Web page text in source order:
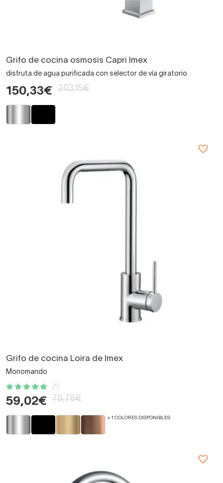
Grifo de cocina osmosis Capri Imex
disfruta de agua purificada con selector de vía giratorio
150,33€ 203,15€
Grifo de cocina Loira de Imex
Monomando
(1)
59,02€ 79,76€
+ 1 COLORES DISPONIBLES